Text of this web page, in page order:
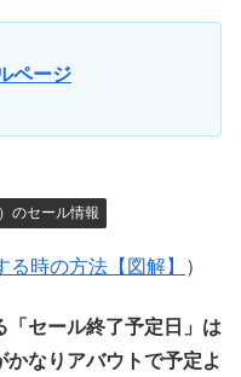
ページ
のセール情報
時の方法【図解】 ）
「セール終了予定日」は
かなりアバウトで予定よ